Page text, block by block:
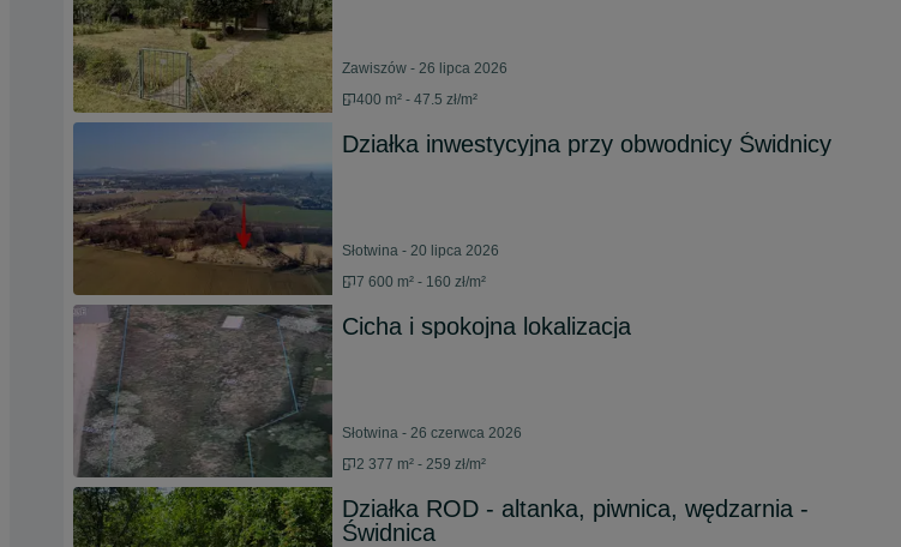
Zawiszów - 26 lipca 2026
400 m² - 47.5 zł/m²
Działka inwestycyjna przy obwodnicy Świdnicy
Słotwina - 20 lipca 2026
7 600 m² - 160 zł/m²
Cicha i spokojna lokalizacja
Słotwina - 26 czerwca 2026
2 377 m² - 259 zł/m²
Działka ROD - altanka, piwnica, wędzarnia -
Świdnica